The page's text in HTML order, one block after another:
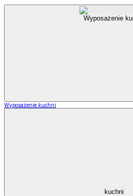
Wyposażenie
Wyposażenie kuchni
kuchni